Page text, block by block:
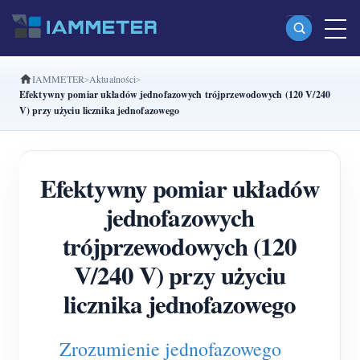
Produkty
Jednofazowy licznik energii Wi-Fi (WEM3080)
Dwufazowy licznik energii Wi-Fi split-phase
(WEM2067)
Trójfazowy licznik energii Wi-Fi (WEM3080T)
Trójfazowy licznik energii Wi-Fi (WEM3046T)
Trójfazowy licznik energii Wi-Fi (WEM3050T)
Kontroler mocy WiFi
IAMMETER Aktualności
Efektywny pomiar układów jednofazowych trójprzewodowych (120 V/240
V) przy użyciu licznika jednofazowego
Efektywny pomiar układów
jednofazowych
trójprzewodowych (120
V/240 V) przy użyciu
licznika jednofazowego
Zrozumienie jednofazowego